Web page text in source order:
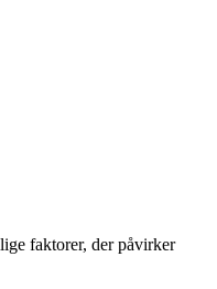
faktorer, der påvirker